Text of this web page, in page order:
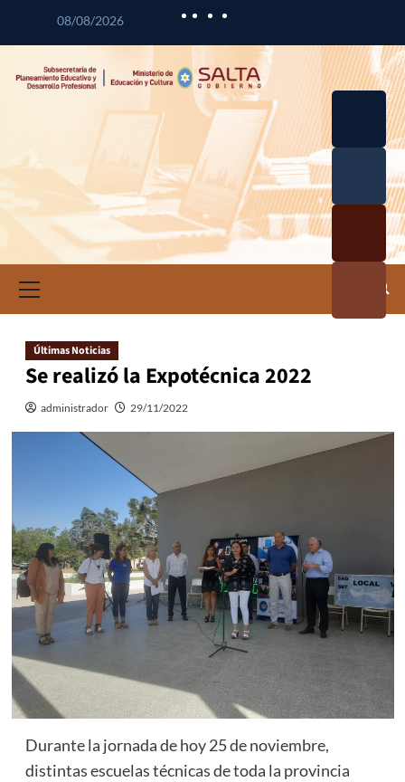
08/08/2026
Últimas Noticias
Se realizó la Expotécnica 2022
administrador 29/11/2022
Durante la jornada de hoy 25 de noviembre,
distintas escuelas técnicas de toda la provincia
Curricul
Profesio
a
Investig